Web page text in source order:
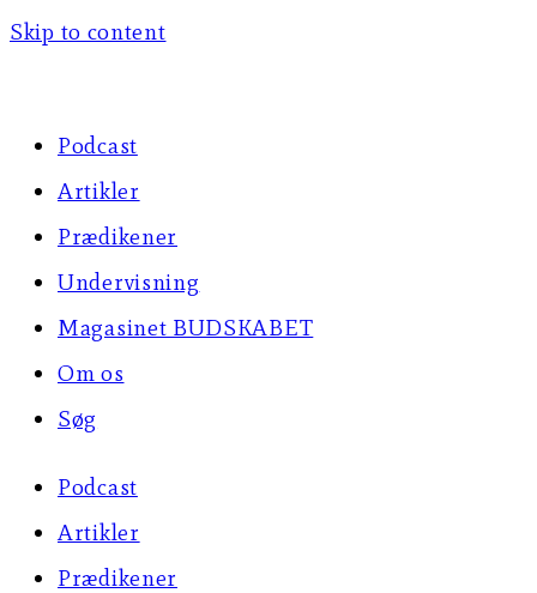
Skip to content
Podcast
Artikler
Prædikener
Undervisning
Magasinet BUDSKABET
Om os
Søg
Podcast
Artikler
Prædikener